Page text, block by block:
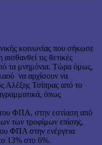
κοινωνίας που σήκωσε
τις θετικές
τα μνημόνια. Τώρα όμως,
να αρχίσουν να
Αλέξης Τσίπρας από το
όπως
ΦΠΑ, στην εστίαση από
των τροφίμων επίσης,
ΦΠΑ στην ενέργεια
13% στο 6%.